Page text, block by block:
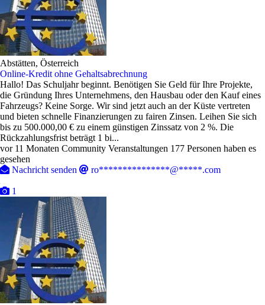
Abstätten, Österreich
Online-Kredit ohne Gehaltsabrechnung
Hallo! Das Schuljahr beginnt. Benötigen Sie Geld für Ihre Projekte,
die Gründung Ihres Unternehmens, den Hausbau oder den Kauf eines
Fahrzeugs? Keine Sorge. Wir sind jetzt auch an der Küste vertreten
und bieten schnelle Finanzierungen zu fairen Zinsen. Leihen Sie sich
bis zu 500.000,00 € zu einem günstigen Zinssatz von 2 %. Die
Rückzahlungsfrist beträgt 1 bi...
vor 11 Monaten Community Veranstaltungen 177 Personen haben es
gesehen
Nachricht senden
ro***************@*****.com
1